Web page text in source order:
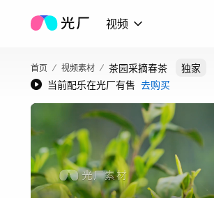
视频
首页 视频素材 茶园采摘春茶
独家
当前配乐在光厂有售 去购买